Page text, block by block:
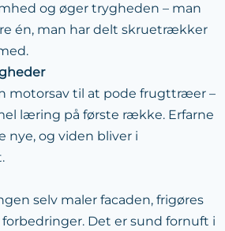
og øger trygheden – man
én, man har delt skruetrækker
motorsav til at pode frugttræer –
læring på første række. Erfarne
nye, og viden bliver i
selv maler facaden, frigøres
Det er sund fornuft i